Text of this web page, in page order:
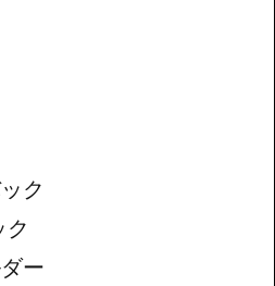
ク
ク
ー